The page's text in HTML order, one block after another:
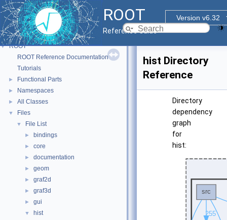
ROOT
Version v6.32
Reference Guide
▼ ROOT
ROOT Reference Documentation
Tutorials
► Functional Parts
► Namespaces
► All Classes
▼ Files
▼ File List
► bindings
► core
► documentation
► geom
► graf2d
► graf3d
► gui
▼
hist
hist Directory
Reference
Directory
dependency
graph
for
hist: